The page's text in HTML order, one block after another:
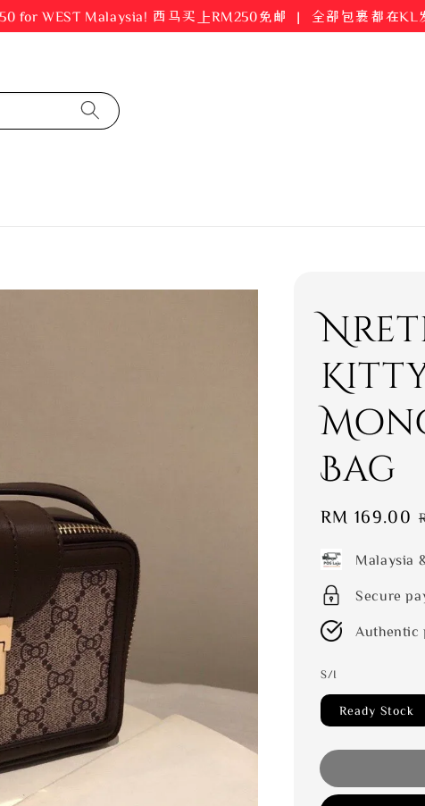
for WEST Malaysia! 西马买上RM250免邮 ｜ 全部包裹都在KL
Bag
Sale
RM 169.00
Malaysia
Secure
Authentic
S/I
Ready Stock